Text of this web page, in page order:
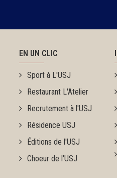
EN UN CLIC
Sport à L'USJ
Restaurant L'Atelier
Recrutement à l'USJ
Résidence USJ
Éditions de l'USJ
Choeur de l'USJ